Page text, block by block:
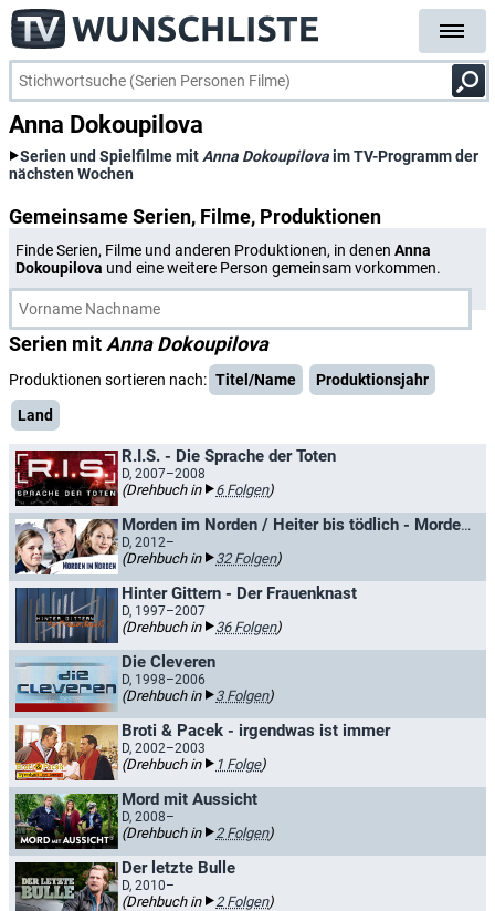
Anna Dokoupilova
Serien und Spielfilme mit Anna Dokoupilovaim TV-Programm der
nächsten Wochen
Gemeinsame Serien, Filme, Produktionen
Finde Serien, Filme und anderen Produktionen, in denen Anna
Dokoupilova und eine weitere Person gemeinsam vorkommen.
Serien mit Anna Dokoupilova
Produktionen sortieren nach: Titel/Name
Produktionsjahr
Land
R.I.S. - Die Sprache der Toten
D, 2007–2008
(Drehbuch in 6 Folgen)
Morden im Norden / Heiter bis tödlich - Morden im Norden
D, 2012–
(Drehbuch in 32 Folgen)
Hinter Gittern - Der Frauenknast
D, 1997–2007
(Drehbuch in 36 Folgen)
Die Cleveren
D, 1998–2006
(Drehbuch in 3 Folgen)
Broti & Pacek - irgendwas ist immer
D, 2002–2003
(Drehbuch in 1 Folge)
Mord mit Aussicht
D, 2008–
(Drehbuch in 2 Folgen)
Der letzte Bulle
D, 2010–
(Drehbuch in 2 Folgen)